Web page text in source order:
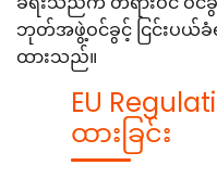
ဘုတ်အဖွဲ့ဝင်ခွင့် ငြင်းပယ်ခံ
ထားသည်။
EU
ထားခြင်း